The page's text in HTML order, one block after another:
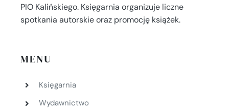
PIO Kalińskiego. Księgarnia organizuje liczne
spotkania autorskie oraz promocję książek.
MENU
Księgarnia
Wydawnictwo